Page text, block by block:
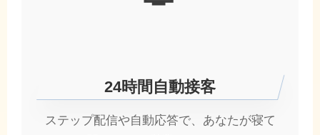
24時間自動接客
ステップ配信や自動応答で、あなたが寝て